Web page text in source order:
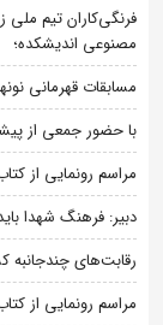
فرنگی‌کاران تیم
مصنوعی اندیشکده؛
مسابقات قهرمانی
با حضور جمعی از
مراسم رونمایی از
دبیر: فرهنگ شهدا
رقابت‌های چندجانبه
مراسم رونمایی از